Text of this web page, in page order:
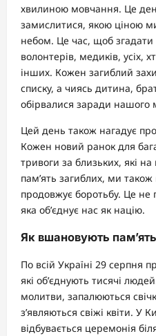
хвилиною мовчання. Це
замислитися, якою ціною
небом. Це час, щоб
волонтерів, медиків, усіх,
інших. Кожен загиблий
списку, а чиясь дитина,
обірвалися заради нашого
Цей день також нагадує
Кожен новий ранок для
тривоги за близьких, які
пам’ять загиблих, ми
продовжує боротьбу. Це не
яка об’єднує нас як націю.
Як вшановують пам’ять
По всій Україні 29 серпня
які об’єднують тисячі
молитви, запалюються
з’являються свіжі квіти. У
відбувається церемонія